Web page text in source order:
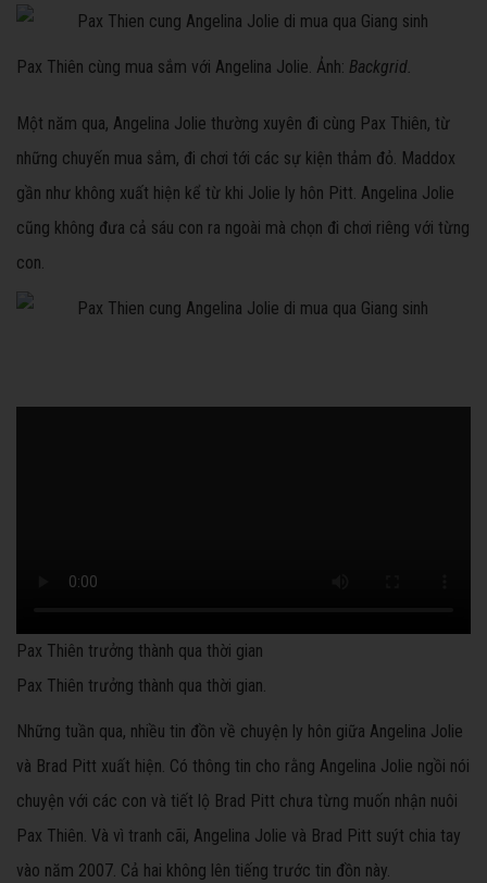
Pax Thiên cùng mua sắm với Angelina Jolie. Ảnh: Backgrid.
Một năm qua, Angelina Jolie thường xuyên đi cùng Pax Thiên, từ
những chuyến mua sắm, đi chơi tới các sự kiện thảm đỏ. Maddox
gần như không xuất hiện kể từ khi Jolie ly hôn Pitt. Angelina Jolie
cũng không đưa cả sáu con ra ngoài mà chọn đi chơi riêng với từng
con.
Pax Thiên trưởng thành qua thời gian
Pax Thiên trưởng thành qua thời gian.
Những tuần qua, nhiều tin đồn về chuyện ly hôn giữa Angelina Jolie
và Brad Pitt xuất hiện. Có thông tin cho rằng Angelina Jolie ngồi nói
chuyện với các con và tiết lộ Brad Pitt chưa từng muốn nhận nuôi
Pax Thiên. Và vì tranh cãi, Angelina Jolie và Brad Pitt suýt chia tay
vào năm 2007. Cả hai không lên tiếng trước tin đồn này.